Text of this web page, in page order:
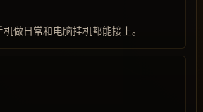
做日常和电脑挂机都能接上。